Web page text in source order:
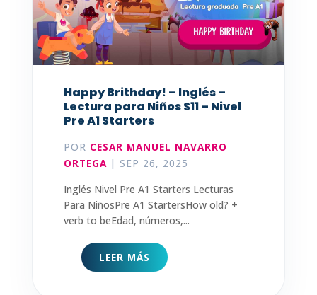
Happy Brithday! – Inglés –
Lectura para Niños S11 – Nivel
Pre A1 Starters
POR CESAR MANUEL NAVARRO
ORTEGA| SEP 26, 2025
Inglés Nivel Pre A1 Starters Lecturas
Para NiñosPre A1 StartersHow old? +
verb to beEdad, números,...
LEER MÁS